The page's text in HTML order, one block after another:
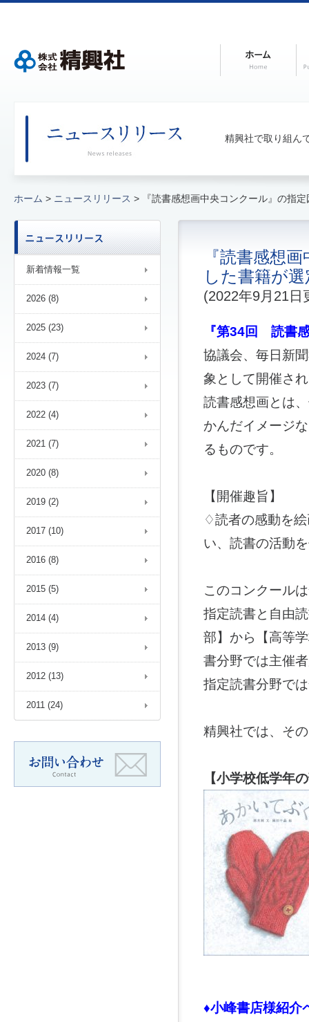
精興社で取り組ん
ホーム > ニュースリリース > 『読書感想画中央コンクール』の指
新着情報一覧
2026 (8)
2025 (23)
2024 (7)
2023 (7)
2022 (4)
2021 (7)
2020 (8)
2019 (2)
2017 (10)
2016 (8)
2015 (5)
2014 (4)
2013 (9)
2012 (13)
2011 (24)
『読書感想
した書籍が
(2022年9月21日
『第34回 読書感
協議会、毎日新
象として開催さ
読書感想画とは
かんだイメージ
るものです。
【開催趣旨】
♢読者の感動を
い、読書の活動
このコンクール
指定読書と自由
部】から【高等
書分野では主催
指定読書分野で
精興社では、そ
【小学校低学年
♦小峰書店様紹介